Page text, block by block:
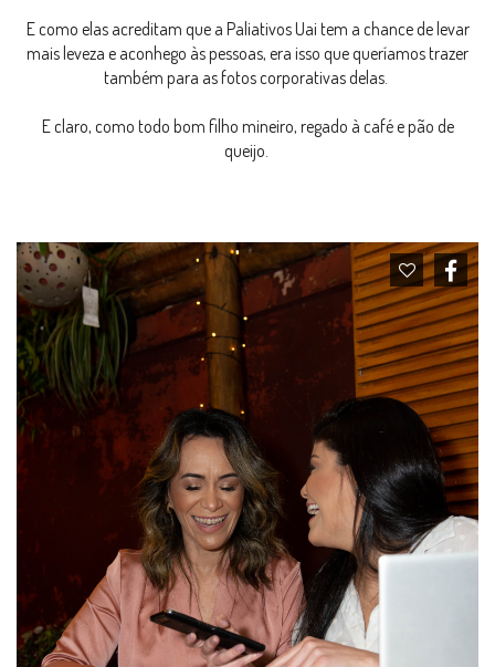
E como elas acreditam que a Paliativos Uai tem a chance de levar
mais leveza e aconhego às pessoas, era isso que queríamos trazer
também para as fotos corporativas delas.
E claro, como todo bom filho mineiro, regado à café e pão de
queijo.